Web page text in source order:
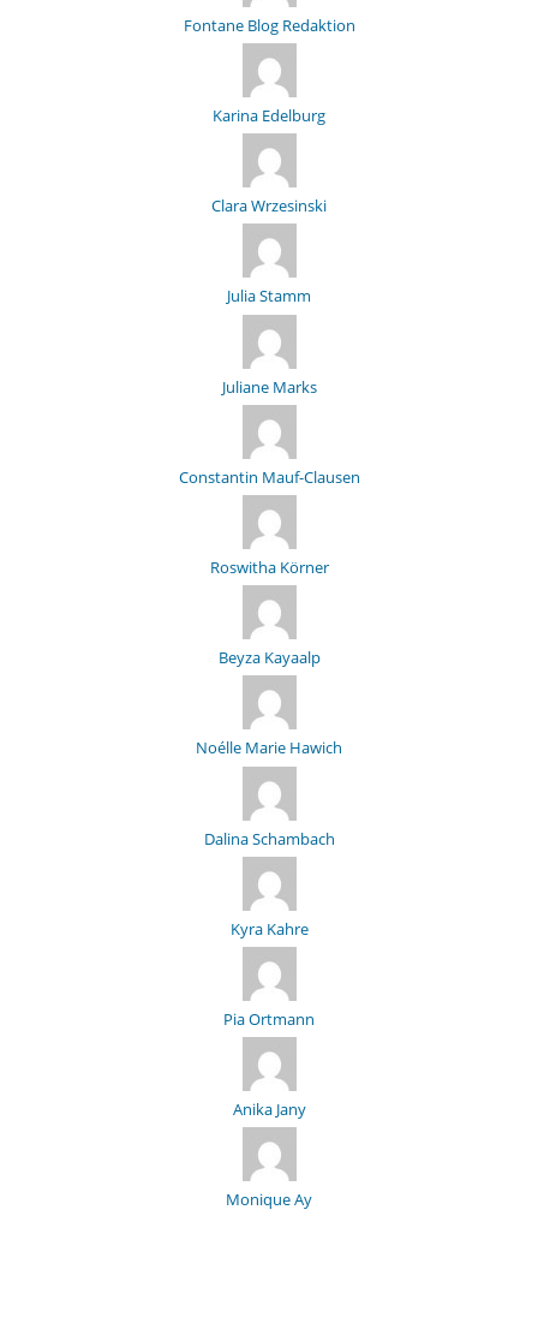
Fontane Blog Redaktion
Karina Edelburg
Clara Wrzesinski
Julia Stamm
Juliane Marks
Constantin Mauf-Clausen
Roswitha Körner
Beyza Kayaalp
Noélle Marie Hawich
Dalina Schambach
Kyra Kahre
Pia Ortmann
Anika Jany
Monique Ay